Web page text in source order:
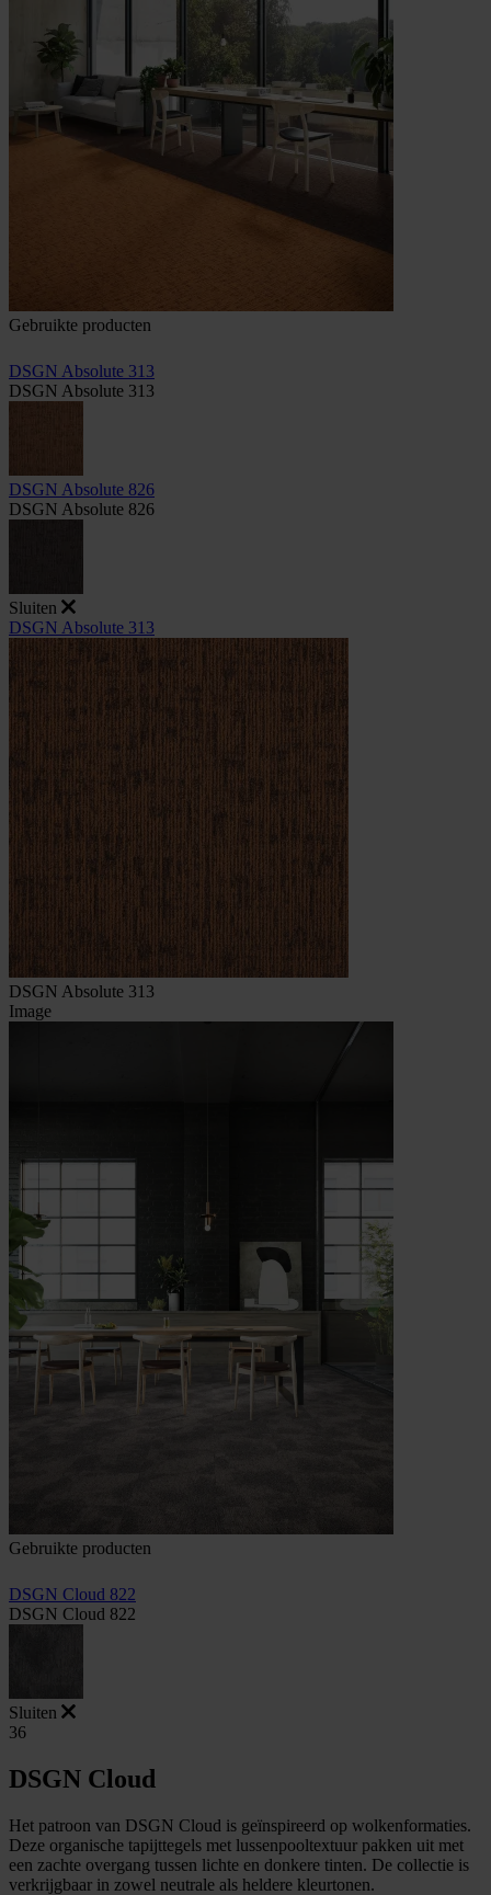
Gebruikte producten
DSGN Absolute 313
DSGN Absolute 313
DSGN Absolute 826
DSGN Absolute 826
Sluiten
DSGN Absolute 313
DSGN Absolute 313
Image
Gebruikte producten
DSGN Cloud 822
DSGN Cloud 822
Sluiten
36
DSGN Cloud
Het patroon van DSGN Cloud is geïnspireerd op wolkenformaties.
Deze organische tapijttegels met lussenpooltextuur pakken uit met
een zachte overgang tussen lichte en donkere tinten. De collectie is
verkrijgbaar in zowel neutrale als heldere kleurtonen.